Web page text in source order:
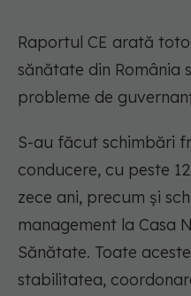
Raportul CE arată
sănătate din România
probleme de
S-au făcut schimbări
conducere, cu peste
zece ani, precum şi
management la Casa
Sănătate. Toate
stabilitatea,